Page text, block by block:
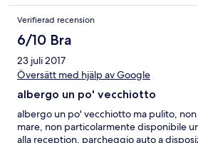
very easy to use. Each apartment has a
table, chairs and sun umbrella. Only
morning, there are people who go early
the sun loungers with umbrellas and
those people don't come to the pool for
not until the evening), which was a bit
sunbed with an umbrella otherwise we
are plenty of sunbeds but not as many
just over 200 steps from the hotel down
which was fine on the way down and a
Verifierad recension
6/10 Bra
23 juli 2017
Översätt med hjälp av Google
albergo un po' vecchiotto
albergo un po' vecchiotto ma pulito,
mare, non particolarmente disponibile
alla reception, parcheggio auto a